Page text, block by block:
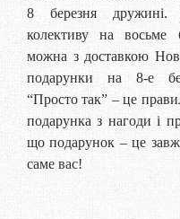
8 березня дружині.
колективу на восьме
можна з доставкою
подарунки на 8-е
“Просто так” – це
подарунка з нагоди і
що подарунок – це
саме вас!